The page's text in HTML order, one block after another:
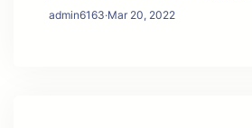
admin6163·Mar 20, 2022